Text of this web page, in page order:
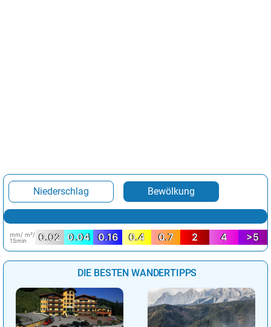
Niederschlag Bewölkung
mm/ m²/
15min
0.02 0.04 0.16 0.4 0.7 2 4 >5
DIE BESTEN WANDERTIPPS